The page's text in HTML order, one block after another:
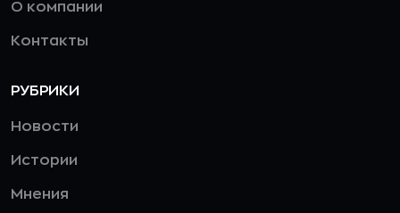
О компании
Контакты
РУБРИКИ
Новости
Истории
Мнения